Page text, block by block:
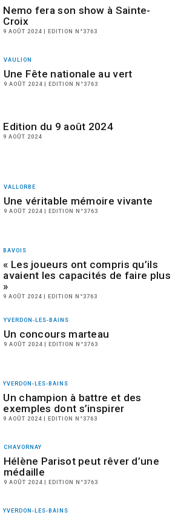
Nemo fera son show à Sainte-
Croix
9 AOÛT 2024 | EDITION N°3763
VAULION
Une Fête nationale au vert
9 AOÛT 2024 | EDITION N°3763
Edition du 9 août 2024
9 AOÛT 2024
VALLORBE
Une véritable mémoire vivante
9 AOÛT 2024 | EDITION N°3763
BAVOIS
« Les joueurs ont compris qu’ils
avaient les capacités de faire plus
»
9 AOÛT 2024 | EDITION N°3763
YVERDON-LES-BAINS
Un concours marteau
9 AOÛT 2024 | EDITION N°3763
YVERDON-LES-BAINS
Un champion à battre et des
exemples dont s’inspirer
9 AOÛT 2024 | EDITION N°3763
CHAVORNAY
Hélène Parisot peut rêver d’une
médaille
9 AOÛT 2024 | EDITION N°3763
YVERDON-LES-BAINS